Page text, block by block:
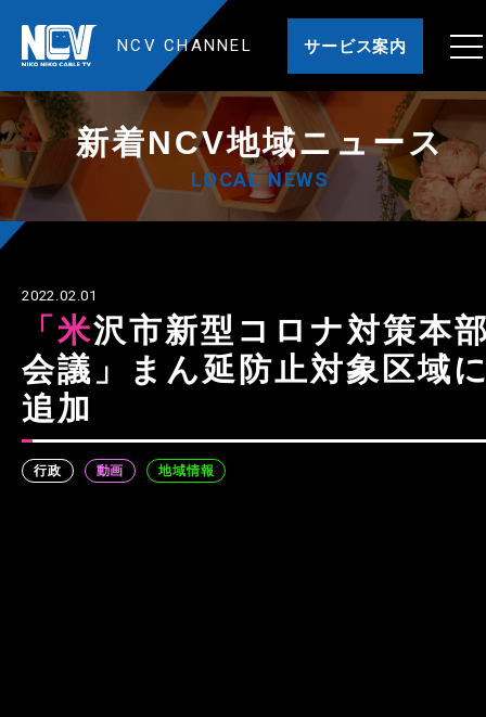
NCV CHANNEL サービス案内
新着NCV地域ニュース
LOCAL NEWS
2022.02.01
「米沢市新型コロナ対策本部
会議」まん延防止対象区域
追加
行政 動画 地域情報